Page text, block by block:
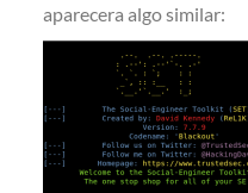
aparecera algo similar: